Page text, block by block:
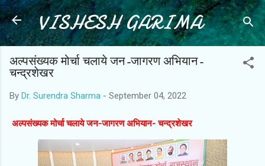
Skip to main content
VISHESH GARIMA
अल्पसंख्यक मोर्चा चलाये जन-जागरण अभियान-
चन्द्रशेखर
By Dr. Surendra Sharma - September 04, 2022
अल्पसंख्यक मोर्चा चलाये जन-जागरण अभियान- चन्द्रशेखर